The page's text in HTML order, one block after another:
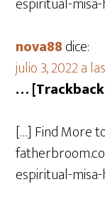
nova88dice:
julio 3, 2022 a
…
[…] Find More
espiritual-